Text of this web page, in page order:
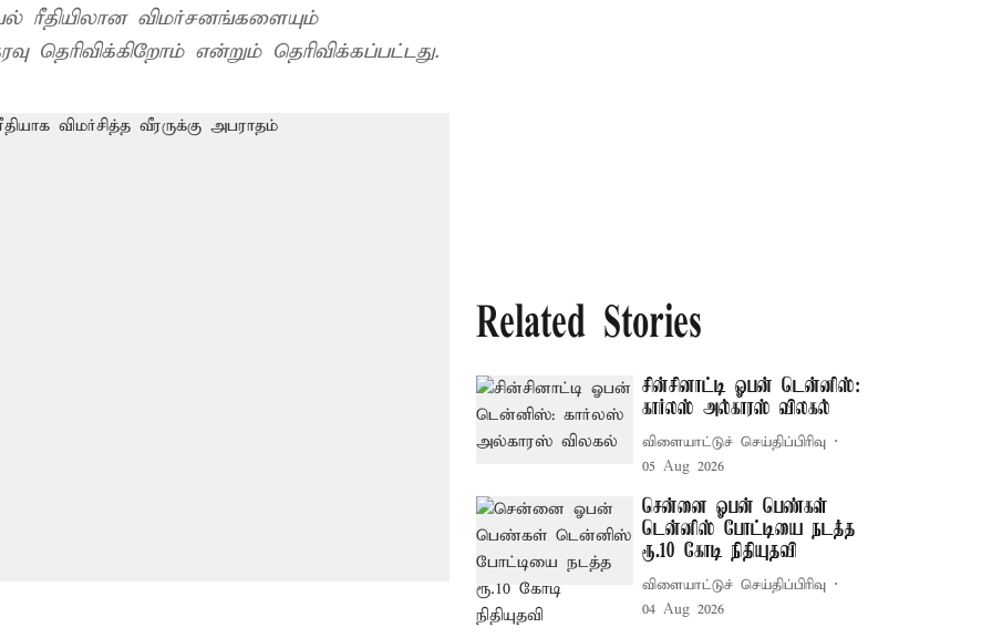
விமர்சனங்களையும்
கண்டிக்கிறோம் என்றும், நடுவருக்கு ஆதரவு தெரிவிக்கிறோம் என்றும் தெரிவிக்கப்பட்டது.
Related Stories
சின்சினாட்டி ஓபன் டென்னிஸ்:
கார்லஸ் அல்காரஸ் விலகல்
விளையாட்டுச் செய்திப்பிரிவு
05 Aug 2026
சென்னை ஓபன் பெண்கள்
டென்னிஸ் போட்டியை நடத்த
ரூ.10 கோடி நிதியுதவி
விளையாட்டுச் செய்திப்பிரிவு
04 Aug 2026